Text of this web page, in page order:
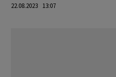
22.08.2023 13:07